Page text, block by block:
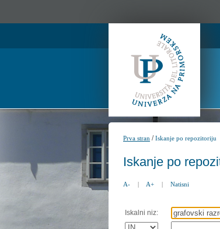
Prva stran /Iskanje po repozitoriju
Iskanje po
A- | A+ | Natisni
Iskalni niz: